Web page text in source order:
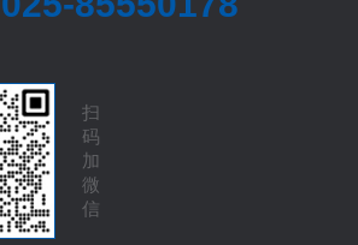
扫
码
加
微
信